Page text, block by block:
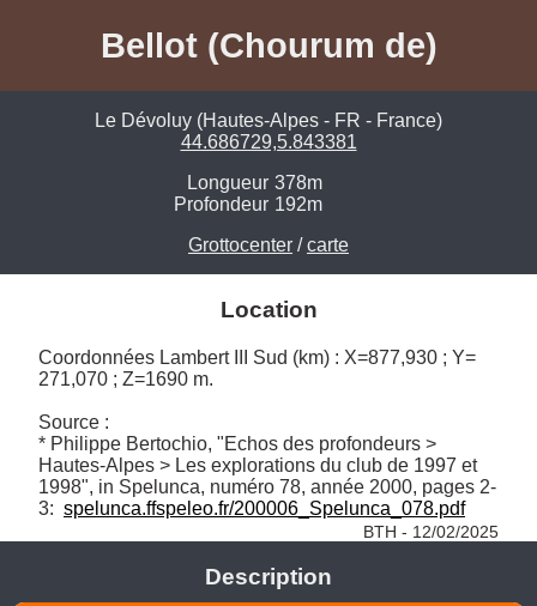
Bellot (Chourum de)
Le Dévoluy (Hautes-Alpes - FR - France)
44.686729,5.843381
Longueur 378m
Profondeur 192m
Grottocenter /carte
Location
Coordonnées Lambert III Sud (km) : X=877,930 ; Y=
271,070 ; Z=1690 m.
Source :
* Philippe Bertochio, "Echos des profondeurs >
Hautes-Alpes > Les explorations du club de 1997 et
1998", in Spelunca, numéro 78, année 2000, pages 2-
3: spelunca.ffspeleo.fr/200006_Spelunca_078.pdf
BTH - 12/02/2025
Description